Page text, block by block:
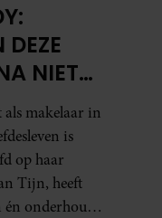
DEZE
NIET
makelaar in
is
op haar
Tijn, heeft
én onderhoudt